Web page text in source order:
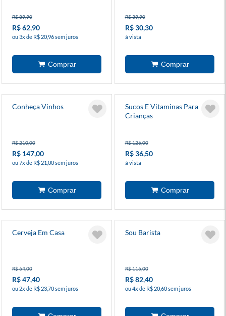
R$ 89,90
R$ 62,90
ou 3x de R$ 20,96 sem juros
R$ 39,90
R$ 30,30
à vista
Conheça Vinhos
R$ 210,00
R$ 147,00
ou 7x de R$ 21,00 sem juros
Sucos E Vitaminas Para
Crianças
R$ 126,00
R$ 36,50
à vista
Cerveja Em Casa
R$ 64,00
R$ 47,40
ou 2x de R$ 23,70 sem juros
Sou Barista
R$ 116,00
R$ 82,40
ou 4x de R$ 20,60 sem juros